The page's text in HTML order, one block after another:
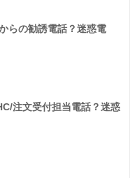
らの勧誘電話？迷惑電
注文受付担当電話？迷惑